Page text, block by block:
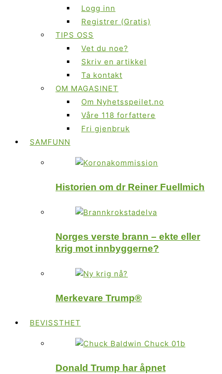
Logg inn
Registrer (Gratis)
TIPS OSS
Vet du noe?
Skriv en artikkel
Ta kontakt
OM MAGASINET
Om Nyhetsspeilet.no
Våre 118 forfattere
Fri gjenbruk
SAMFUNN
Historien om dr Reiner Fuellmich
Norges verste brann – ekte eller
krig mot innbyggerne?
Merkevare Trump®
BEVISSTHET
Donald Trump har åpnet